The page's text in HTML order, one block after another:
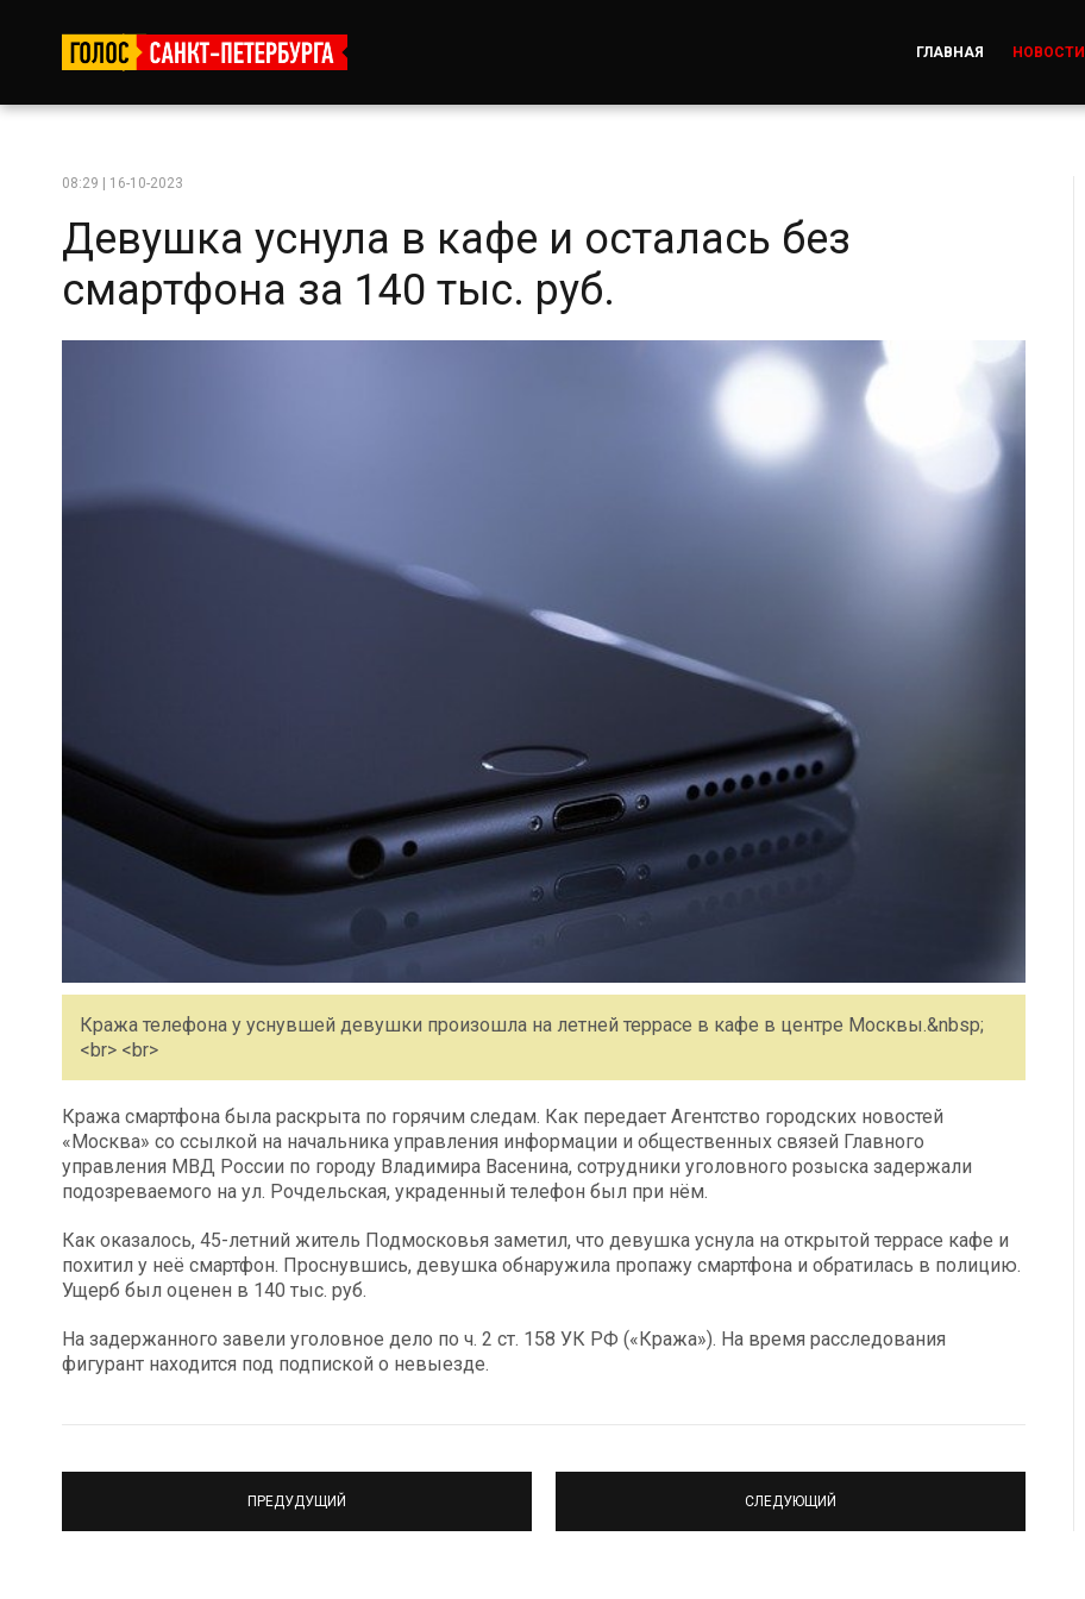
ГЛАВНАЯ НОВОСТИ
08:29 | 16-10-2023
Девушка уснула в кафе и осталась без
смартфона за 140 тыс. руб.
Кража телефона у уснувшей девушки произошла на летней террасе в кафе в центре Москвы.&nbsp;
<br> <br>
Кража смартфона была раскрыта по горячим следам. Как передает Агентство городских новостей
«Москва» со ссылкой на начальника управления информации и общественных связей Главного
управления МВД России по городу Владимира Васенина, сотрудники уголовного розыска задержали
подозреваемого на ул. Рочдельская, украденный телефон был при нём.
Как оказалось, 45-летний житель Подмосковья заметил, что девушка уснула на открытой террасе кафе и
похитил у неё смартфон. Проснувшись, девушка обнаружила пропажу смартфона и обратилась в полицию.
Ущерб был оценен в 140 тыс. руб.
На задержанного завели уголовное дело по ч. 2 ст. 158 УК РФ («Кража»). На время расследования
фигурант находится под подпиской о невыезде.
ПРЕДУДУЩИЙ СЛЕДУЮЩИЙ